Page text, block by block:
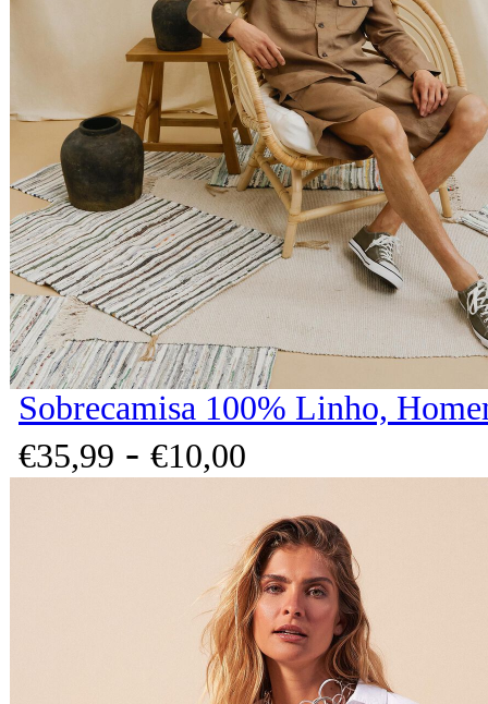
Sobrecamisa 100% Linho,
€35,99 - €10,00